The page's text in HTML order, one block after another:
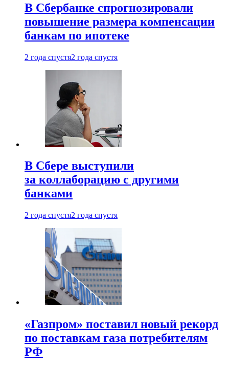
В Сбербанке спрогнозировали
повышение размера компенсации
банкам по ипотеке
2 года спустя2 года спустя
В Сбере выступили
за коллаборацию с другими
банками
2 года спустя2 года спустя
«Газпром» поставил новый рекорд
по поставкам газа потребителям
РФ